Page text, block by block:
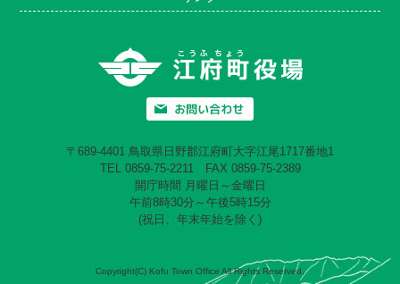
〒689-4401 鳥取県日野郡江府町大字江尾1717番地1
TEL 0859-75-2211 FAX 0859-75-2389
開庁時間 月曜日～金曜日
午前8時30分～午後5時15分
(祝日、年末年始を除く)
Copyright(C) Kofu Town Office All Rights Reserved.